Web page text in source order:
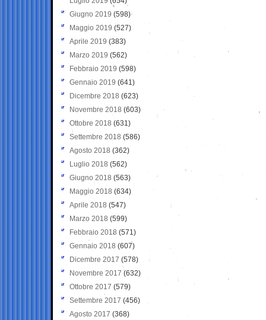
Giugno 2019 (598)
Maggio 2019 (527)
Aprile 2019 (383)
Marzo 2019 (562)
Febbraio 2019 (598)
Gennaio 2019 (641)
Dicembre 2018 (623)
Novembre 2018 (603)
Ottobre 2018 (631)
Settembre 2018 (586)
Agosto 2018 (362)
Luglio 2018 (562)
Giugno 2018 (563)
Maggio 2018 (634)
Aprile 2018 (547)
Marzo 2018 (599)
Febbraio 2018 (571)
Gennaio 2018 (607)
Dicembre 2017 (578)
Novembre 2017 (632)
Ottobre 2017 (579)
Settembre 2017 (456)
Agosto 2017 (368)